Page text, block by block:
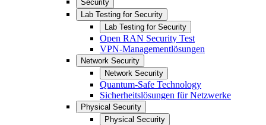
Security
Lab Testing for Security
Lab Testing for Security
Open RAN Security Test
VPN-Managementlösungen
Network Security
Network Security
Quantum-Safe Technology
Sicherheitslösungen für Netzwerke
Physical Security
Physical Security